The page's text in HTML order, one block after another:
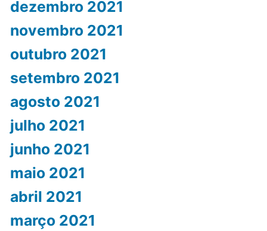
dezembro 2021
novembro 2021
outubro 2021
setembro 2021
agosto 2021
julho 2021
junho 2021
maio 2021
abril 2021
março 2021